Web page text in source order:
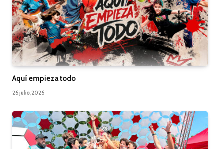
Aquí empieza todo
26 julio, 2026